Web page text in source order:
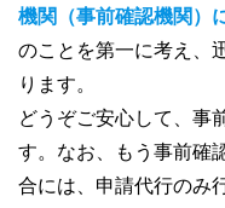
機関
（事前確認機関）
のことを第一に考え、
ります。
どうぞご安心して、事
す。なお、もう事前確
合には、申請代行のみ